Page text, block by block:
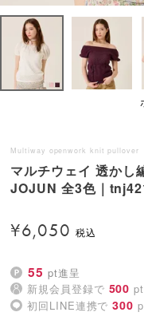
Multiway openwork knit pullover
マルチウェイ 透かし
JOJUN 全3色｜
¥6,050
55 pt進呈
新規会員登録で 500 pt
初回LINE連携で 300